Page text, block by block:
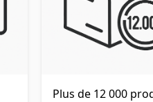
Plus de 12 000